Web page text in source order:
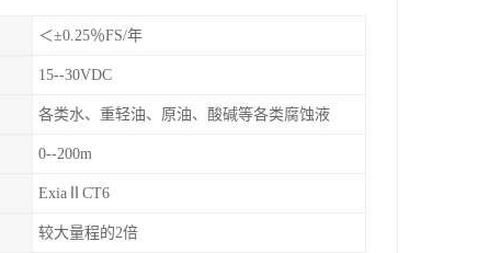
＜±0.25％FS/年
15--30VDC
各类水、重轻油、原油、酸碱等各类腐蚀液
0--200m
ExiaⅡCT6
较大量程的2倍